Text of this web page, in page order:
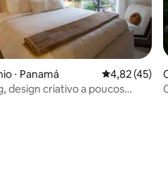
de 5, 100 avaliações
⋅ Panamá 4,82 de uma
4,82 (45)
design criativo a poucos